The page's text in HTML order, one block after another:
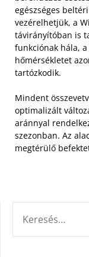
egészséges
vezérelhetjük, a
távirányítóban is
funkciónak hála,
hőmérsékletet
tartózkodik.
Mindent
optimalizált
aránnyal
szezonban. Az
megtérülő